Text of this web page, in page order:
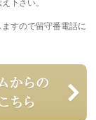
下さい。
すので留守番電話に